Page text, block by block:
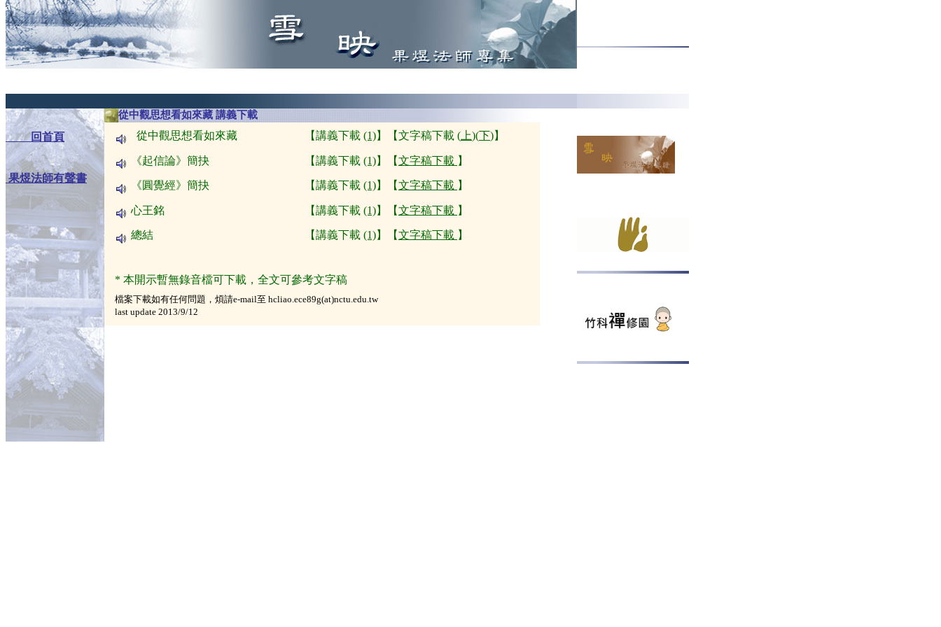
a
回首頁
果煜法師有聲書
從中觀思想看如來藏 講義下載
從中觀思想看如來藏 【講義下載 (1)】【文字稿下載 ( 上)(下)】
《起信論》簡抉 【講義下載 (1)】【文字稿下載 】
《圓覺經》簡抉 【講義下載 (1)】【文字稿下載 】
心王銘 【講義下載 (1)】【文字稿下載 】
總結 【講義下載 (1)】【文字稿下載 】
* 本開示暫無錄音檔可下載，全文可參考文字稿
檔案下載如有任何問題，煩請e-mail至 hcliao.ece89g(at)nctu.edu.tw
last update 2013/9/12